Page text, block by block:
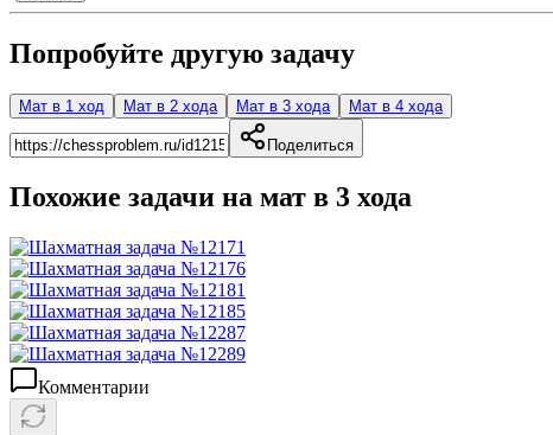
Попробуйте другую задачу
Мат в 1 ход Мат в 2 хода Мат в 3 хода Мат в 4 хода
Поделиться
Похожие задачи на мат в 3 хода
Комментарии